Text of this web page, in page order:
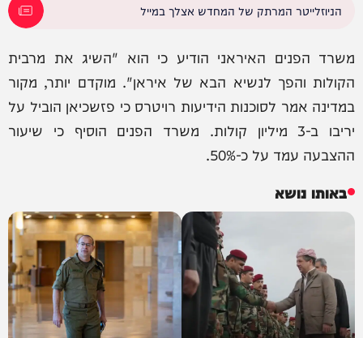
הניוזלייטר המרתק של המחדש אצלך במייל
משרד הפנים האיראני הודיע כי הוא "השיג את מרבית
הקולות והפך לנשיא הבא של איראן". מוקדם יותר, מקור
במדינה אמר לסוכנות הידיעות רויטרס כי פזשכיאן הוביל על
יריבו ב-3 מיליון קולות. משרד הפנים הוסיף כי שיעור
ההצבעה עמד על כ-50%.
באותו נושא